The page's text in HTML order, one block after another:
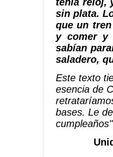
sin plata.
que un
y comer y
sabían
saladero,
Este texto
esencia de
bases. Le